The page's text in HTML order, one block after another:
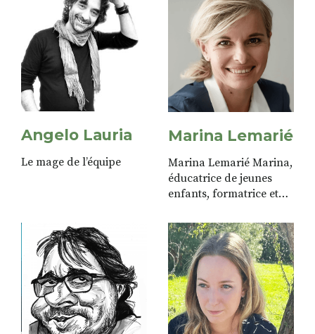
Auteure des articles
"Connaissances de soi"
et "Etre bien" STRADA et
Rosée de...
Angelo Lauria
Le mage de l’équipe
Marina Lemarié
Marina Lemarié Marina,
éducatrice de jeunes
enfants, formatrice et
petite enfance, écrit
pour la rubrique
parents/enfants.
Créativité et
épanouissement sont ses
maîtres mots.